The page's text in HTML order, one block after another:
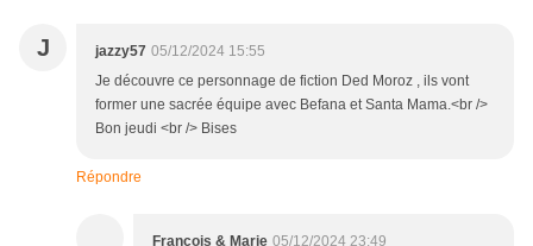
J jazzy57 05/12/2024 15:55
Je découvre ce personnage de fiction Ded Moroz , ils vont
former une sacrée équipe avec Befana et Santa Mama.<br />
Bon jeudi <br /> Bises
Répondre
François & Marie 05/12/2024 23:49